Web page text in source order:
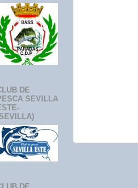
DE
SEVILLA